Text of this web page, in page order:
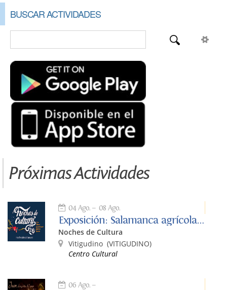
BUSCAR ACTIVIDADES
Próximas Actividades
04 Ago. 08 Ago.
Exposición: Salamanca agrícola y ganadera. Premio de fotografía I
Noches de Cultura
Vitigudino (VITIGUDINO)
Centro Cultural
06 Ago.